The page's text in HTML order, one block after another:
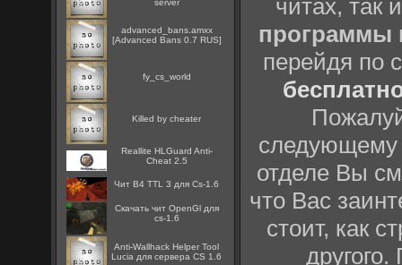
server
advanced_bans.amxx
[Advanced Bans 0.7 RUS]
fy_cs_world
Killed by cheater
Reallite HLGuard Anti-
Cheat 2.5
Чит B4 TTL 3 для Cs-1.6
Скачать чит OpenGl для
cs-1.6
Anti-Wallhack Helper Tool
Lucia для сервера CS 1.6
читах, так
программы
перейдя по
отделе Вы
что Вас
стоит, как